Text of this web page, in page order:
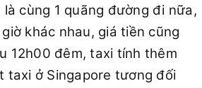
cùng 1 quãng đường đi nữa,
khác nhau, giá tiền cũng
12h00 đêm, taxi tính thêm
taxi ở Singapore tương đối